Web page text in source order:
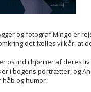
og fotograf Mingo er
det fælles vilkår, at
os ind i hjørner af deres
i bogens portrætter, og
og humor.